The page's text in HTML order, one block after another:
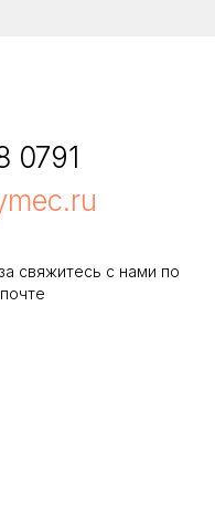
0791
свяжитесь с нами по